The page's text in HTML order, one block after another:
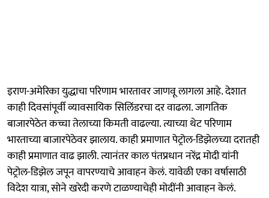
इराण-अमेरिका युद्धाचा परिणाम भारतावर जाणवू लागला आहे. देशात
काही दिवसांपूर्वी व्यावसायिक सिलिंडरचा दर वाढला. जागतिक
बाजारपेठेत कच्चा तेलाच्या किमती वाढल्या. त्याच्या थेट परिणाम
भारताच्या बाजारपेठेवर झालाय. काही प्रमाणात पेट्रोल-डिझेलच्या दरातही
काही प्रमाणात वाढ झाली. त्यानंतर काल पंतप्रधान नरेंद्र मोदी यांनी
पेट्रोल-डिझेल जपून वापरण्याचे आवाहन केलं. यावेळी एका वर्षासाठी
विदेश यात्रा, सोने खरेदी करणे टाळण्याचेही मोदींनी आवाहन केलं.